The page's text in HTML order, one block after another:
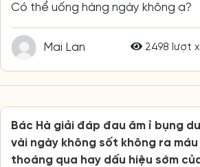
Có thể uống hàng ngày không ạ?
Mai Lan 2498 lượt
Bác Hà giải đáp đau âm ỉ bụng
vài ngày không sốt không ra
thoáng qua hay dấu hiệu sớm